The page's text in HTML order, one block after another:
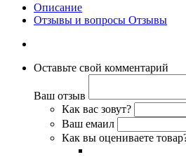
Описание
Отзывы и вопросы Отзывы
Оставьте свой комментарий
Ваш отзыв
Как вас зовут?
Ваш емаил
Как вы оцениваете